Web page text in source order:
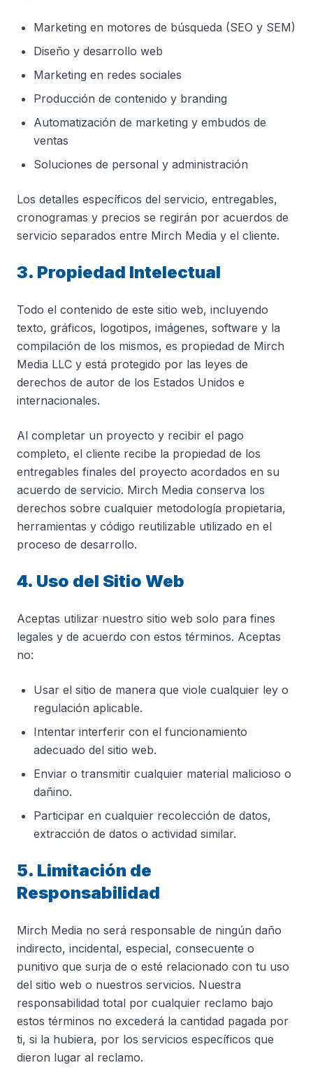
Marketing en motores de búsqueda (SEO y SEM)
Diseño y desarrollo web
Marketing en redes sociales
Producción de contenido y branding
Automatización de marketing y embudos de
ventas
Soluciones de personal y administración
Los detalles específicos del servicio, entregables,
cronogramas y precios se regirán por acuerdos de
servicio separados entre Mirch Media y el cliente.
3. Propiedad Intelectual
Todo el contenido de este sitio web, incluyendo
texto, gráficos, logotipos, imágenes, software y la
compilación de los mismos, es propiedad de Mirch
Media LLC y está protegido por las leyes de
derechos de autor de los Estados Unidos e
internacionales.
Al completar un proyecto y recibir el pago
completo, el cliente recibe la propiedad de los
entregables finales del proyecto acordados en su
acuerdo de servicio. Mirch Media conserva los
derechos sobre cualquier metodología propietaria,
herramientas y código reutilizable utilizado en el
proceso de desarrollo.
4. Uso del Sitio Web
Aceptas utilizar nuestro sitio web solo para fines
legales y de acuerdo con estos términos. Aceptas
no:
Usar el sitio de manera que viole cualquier ley o
regulación aplicable.
Intentar interferir con el funcionamiento
adecuado del sitio web.
Enviar o transmitir cualquier material malicioso o
dañino.
Participar en cualquier recolección de datos,
extracción de datos o actividad similar.
5. Limitación de
Responsabilidad
Mirch Media no será responsable de ningún daño
indirecto, incidental, especial, consecuente o
punitivo que surja de o esté relacionado con tu uso
del sitio web o nuestros servicios. Nuestra
responsabilidad total por cualquier reclamo bajo
estos términos no excederá la cantidad pagada por
ti, si la hubiera, por los servicios específicos que
dieron lugar al reclamo.